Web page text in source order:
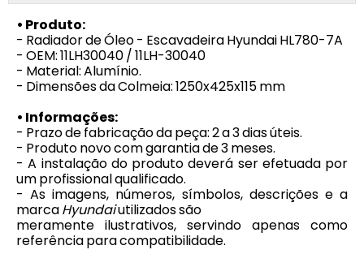
• Produto:
- Radiador de Óleo - Escavadeira Hyundai HL780-7A
- OEM: 11LH30040 / 11LH-30040
- Material: Alumínio.
- Dimensões da Colmeia: 1250x425x115 mm
• Informações:
- Prazo de fabricação da peça: 2 a 3 dias úteis.
- Produto novo com garantia de 3 meses.
- A instalação do produto deverá ser efetuada por
um profissional qualificado.
- As imagens, números, símbolos, descrições e a
marcaHyundaiutilizados são
meramente ilustrativos, servindo apenas como
referência para compatibilidade.